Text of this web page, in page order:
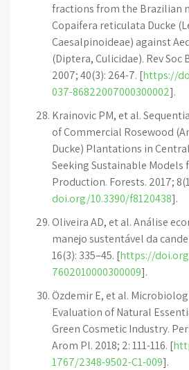
fractions from the Brazilian
Copaifera reticulata Ducke
Caesalpinoideae) against
(Diptera, Culicidae). Rev Soc
2007; 40(3): 264-7. [https://
037-86822007000300002].
Krainovic PM, et al.
of Commercial Rosewood
Ducke) Plantations in
Seeking Sustainable Models
Production. Forests. 2017;
doi.org/10.3390/f8120438].
Oliveira AD, et al. Análise
manejo sustentável da
16(3): 335–45. [https://
7602010000300009].
Özdemir E, et al.
Evaluation of Natural
Green Cosmetic Industry.
Arom Pl. 2018; 2: 111-116. [
1767/2348-9502-C1-009].